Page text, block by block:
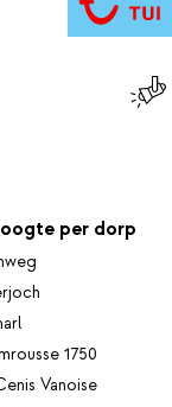
de allerkleinsten
je bent in
per dorp
1750
Vanoise